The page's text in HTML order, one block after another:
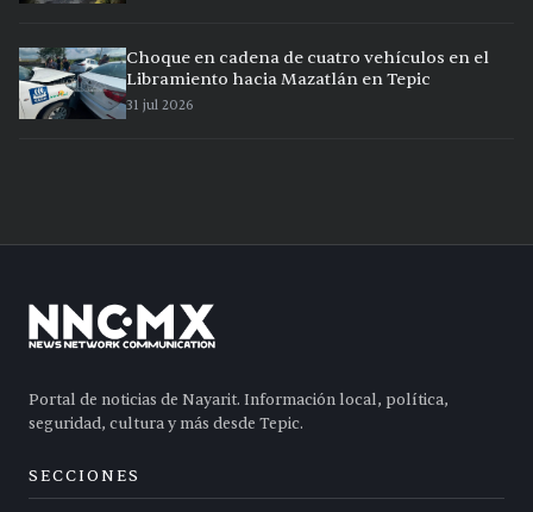
Choque en cadena de cuatro vehículos en el
Libramiento hacia Mazatlán en Tepic
31 jul 2026
Portal de noticias de Nayarit. Información local, política,
seguridad, cultura y más desde Tepic.
SECCIONES